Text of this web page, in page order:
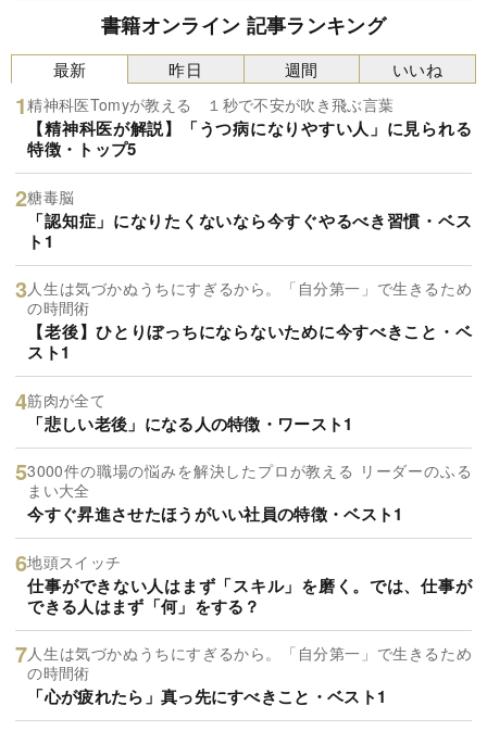
書籍オンライン 記事ランキング
最新
精神科医Tomyが教える １秒で不安が吹き飛ぶ言葉
【精神科医が解説】「うつ病になりやすい人」に見られる
特徴・トップ5
糖毒脳
「認知症」になりたくないなら今すぐやるべき習慣・ベス
ト1
人生は気づかぬうちにすぎるから。「自分第一」で生きるため
の時間術
【老後】ひとりぼっちにならないために今すべきこと・ベ
スト1
筋肉が全て
「悲しい老後」になる人の特徴・ワースト1
3000件の職場の悩みを解決したプロが教える リーダーのふる
まい大全
今すぐ昇進させたほうがいい社員の特徴・ベスト1
地頭スイッチ
仕事ができない人はまず「スキル」を磨く。では、仕事が
できる人はまず「何」をする？
人生は気づかぬうちにすぎるから。「自分第一」で生きるため
の時間術
「心が疲れたら」真っ先にすべきこと・ベスト1
昨日 週間 いいね